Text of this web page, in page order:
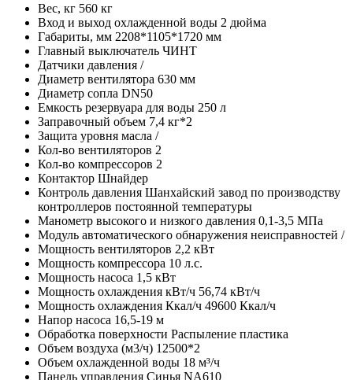
Вес, кг 560 кг
Вход и выход охлажденной воды 2 дюйма
Габариты, мм 2208*1105*1720 мм
Главный выключатель ЧИНТ
Датчики давления /
Диаметр вентилятора 630 мм
Диаметр сопла DN50
Емкость резервуара для воды 250 л
Заправочный объем 7,4 кг*2
Защита уровня масла /
Кол-во вентиляторов 2
Кол-во компрессоров 2
Контактор Шнайдер
Контроль давления Шанхайский завод по производству
контроллеров постоянной температуры
Манометр высокого и низкого давления 0,1-3,5 МПа
Модуль автоматического обнаружения неисправностей /
Мощность вентиляторов 2,2 кВт
Мощность компрессора 10 л.с.
Мощность насоса 1,5 кВт
Мощность охлаждения кВт/ч 56,74 кВт/ч
Мощность охлаждения Ккал/ч 49600 Ккал/ч
Напор насоса 16,5-19 м
Обработка поверхности Распыление пластика
Объем воздуха (м3/ч) 12500*2
Объем охлажденной воды 18 м³/ч
Панель управления Синья NA610